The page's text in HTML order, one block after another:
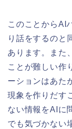
このことからAI
り話をするのと
あります。また
ことが難しい作
ーションはあた
現象を作りだす
ない情報をAIに
でも気づかない